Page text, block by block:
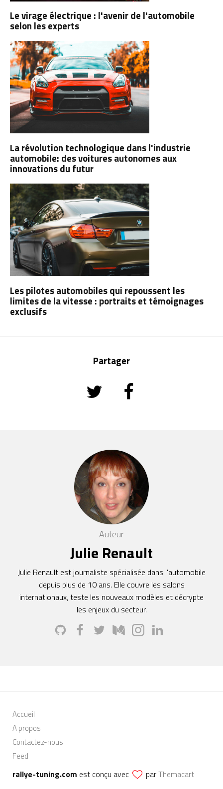
Le virage électrique : l'avenir de l'automobile
selon les experts
La révolution technologique dans l'industrie
automobile: des voitures autonomes aux
innovations du futur
Les pilotes automobiles qui repoussent les
limites de la vitesse : portraits et témoignages
exclusifs
Partager
Auteur
Julie Renault
Julie Renault est journaliste spécialisée dans l'automobile
depuis plus de 10 ans. Elle couvre les salons
internationaux, teste les nouveaux modèles et décrypte
les enjeux du secteur.
Accueil
A propos
Contactez-nous
Feed
rallye-tuning.com est conçu avec parThemacart